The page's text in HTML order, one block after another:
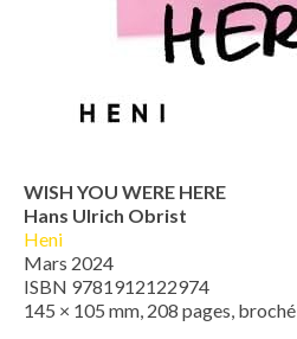
WISH YOU WERE HERE
Hans Ulrich Obrist
Heni
Mars 2024
ISBN 9781912122974
145 × 105 mm, 208 pages, broché